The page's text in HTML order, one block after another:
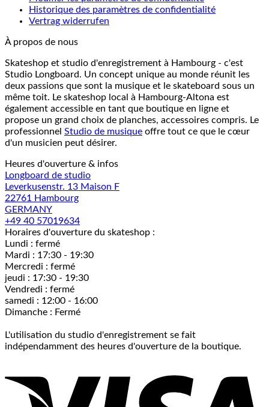
Historique des paramètres de confidentialité
Vertrag widerrufen
À propos de nous
Skateshop et studio d'enregistrement à Hambourg - c'est
Studio Longboard. Un concept unique au monde réunit les
deux passions que sont la musique et le skateboard sous un
même toit. Le skateshop local à Hambourg-Altona est
également accessible en tant que boutique en ligne et
propose un grand choix de planches, accessoires compris. Le
professionnel Studio de musique offre tout ce que le cœur
d'un musicien peut désirer.
Heures d'ouverture & infos
Longboard de studio
Leverkusenstr. 13 Maison F
22761 Hambourg
GERMANY
+49 40 57019634
Horaires d'ouverture du skateshop :
Lundi : fermé
Mardi : 17:30 - 19:30
Mercredi : fermé
jeudi : 17:30 - 19:30
Vendredi : fermé
samedi : 12:00 - 16:00
Dimanche : Fermé
L'utilisation du studio d'enregistrement se fait
indépendamment des heures d'ouverture de la boutique.